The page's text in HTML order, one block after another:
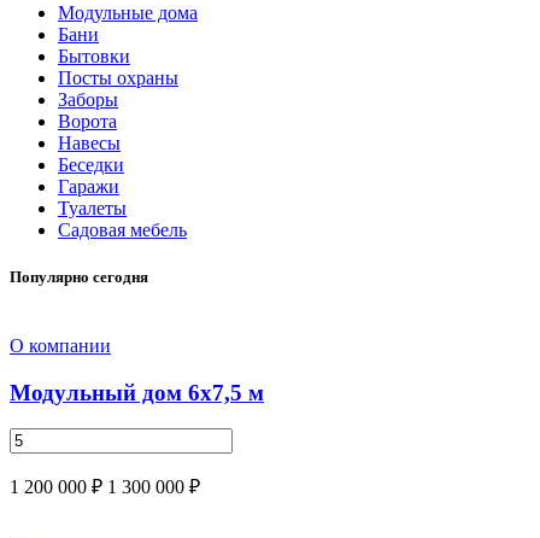
Модульные дома
Бани
Бытовки
Посты охраны
Заборы
Ворота
Навесы
Беседки
Гаражи
Туалеты
Садовая мебель
Популярно сегодня
О компании
Модульный дом 6х7,5 м
1 200 000 ₽ 1 300 000 ₽